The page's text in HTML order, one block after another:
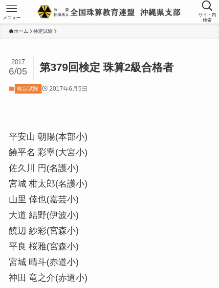
サイト内
検索
メニュー
ホーム 検定試験
第379回検定 珠算2級合格者
2017
6/05
検定試験 2017年6月5日
平安山 朝陽(本部小)
饒平名 彩寧(大宮小)
佐久川 円(名護小)
宮城 柑太郎(名護小)
山里 倖也(嘉芸小)
大道 結野(伊波小)
饒辺 紗彩(宮森小)
平良 桜雅(宮森小)
宮城 晴斗(赤道小)
神田 竜之介(赤道小)